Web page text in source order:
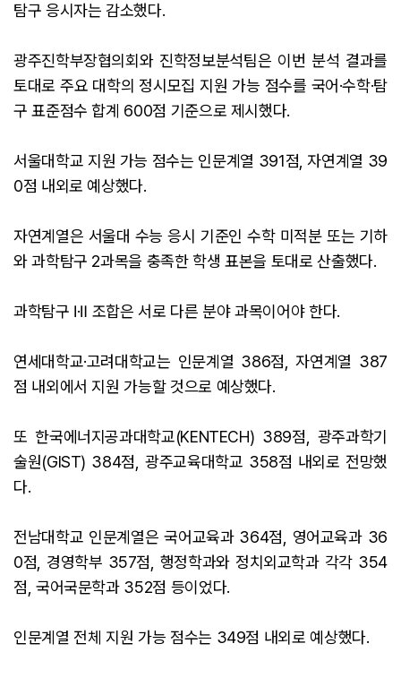
탐구 응시자는 감소했다.
광주진학부장협의회와 진학정보분석팀은 이번 분석 결과를
토대로 주요 대학의 정시모집 지원 가능 점수를 국어·수학·탐
구 표준점수 합계 600점 기준으로 제시했다.
서울대학교 지원 가능 점수는 인문계열 391점, 자연계열 39
0점 내외로 예상했다.
자연계열은 서울대 수능 응시 기준인 수학 미적분 또는 기하
와 과학탐구 2과목을 충족한 학생 표본을 토대로 산출했다.
과학탐구 Ⅰ·Ⅱ 조합은 서로 다른 분야 과목이어야 한다.
연세대학교·고려대학교는 인문계열 386점, 자연계열 387
점 내외에서 지원 가능할 것으로 예상했다.
또 한국에너지공과대학교(KENTECH) 389점, 광주과학기
술원(GIST) 384점, 광주교육대학교 358점 내외로 전망했
다.
전남대학교 인문계열은 국어교육과 364점, 영어교육과 36
0점, 경영학부 357점, 행정학과와 정치외교학과 각각 354
점, 국어국문학과 352점 등이었다.
인문계열 전체 지원 가능 점수는 349점 내외로 예상했다.